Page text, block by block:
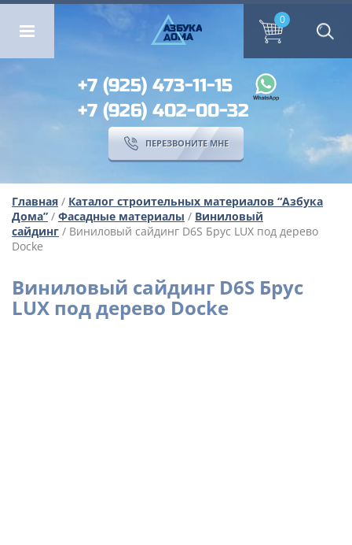
ОМА ПЕРЕЗВОНИТЕ МНЕ
ОМА
АЗБУКА
0
+7 (925) 473-11-15
+7 (926) 402-00-32
ПЕРЕЗВОНИТЕ МНЕ
Главная / Каталог строительных материалов “Азбука
Дома” / Фасадные материалы / Виниловый
сайдинг / Виниловый сайдинг D6S Брус LUX под дерево
Docke
Виниловый сайдинг D6S Брус
LUX под дерево Docke